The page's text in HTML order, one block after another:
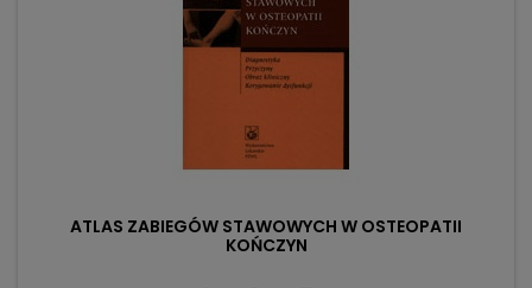
ATLAS ZABIEGÓW STAWOWYCH W OSTEOPATII
KOŃCZYN